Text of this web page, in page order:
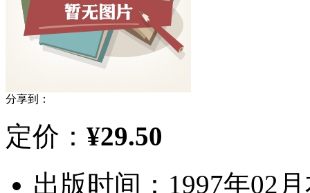
分享到：
定价： ¥29.50
出版时间：1997年02月